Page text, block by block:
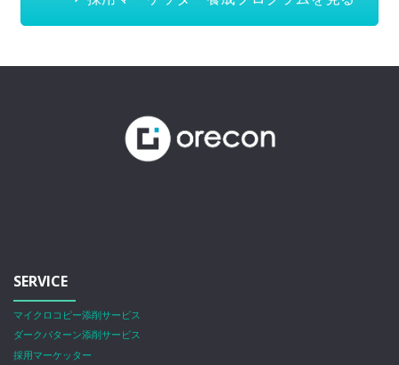
SERVICE
マイクロコピー添削サービス
ダークパターン添削サービス
採用マーケッター